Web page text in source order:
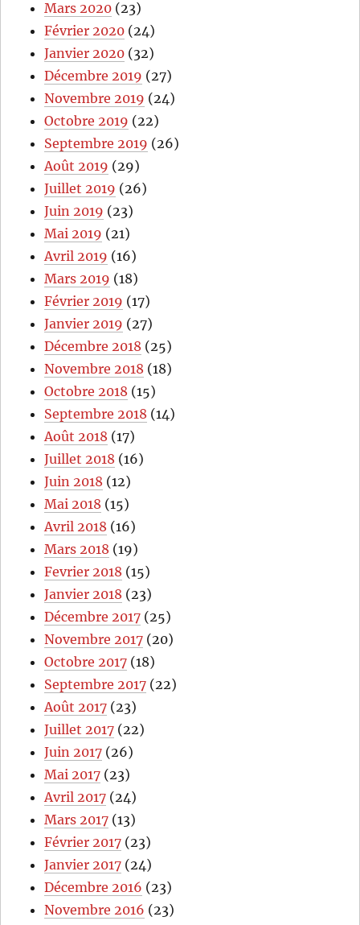
Mars 2020 (23)
Février 2020 (24)
Janvier 2020 (32)
Décembre 2019 (27)
Novembre 2019 (24)
Octobre 2019 (22)
Septembre 2019 (26)
Août 2019 (29)
Juillet 2019 (26)
Juin 2019 (23)
Mai 2019 (21)
Avril 2019 (16)
Mars 2019 (18)
Février 2019 (17)
Janvier 2019 (27)
Décembre 2018 (25)
Novembre 2018 (18)
Octobre 2018 (15)
Septembre 2018 (14)
Août 2018 (17)
Juillet 2018 (16)
Juin 2018 (12)
Mai 2018 (15)
Avril 2018 (16)
Mars 2018 (19)
Fevrier 2018 (15)
Janvier 2018 (23)
Décembre 2017 (25)
Novembre 2017 (20)
Octobre 2017 (18)
Septembre 2017 (22)
Août 2017 (23)
Juillet 2017 (22)
Juin 2017 (26)
Mai 2017 (23)
Avril 2017 (24)
Mars 2017 (13)
Février 2017 (23)
Janvier 2017 (24)
Décembre 2016 (23)
Novembre 2016 (23)